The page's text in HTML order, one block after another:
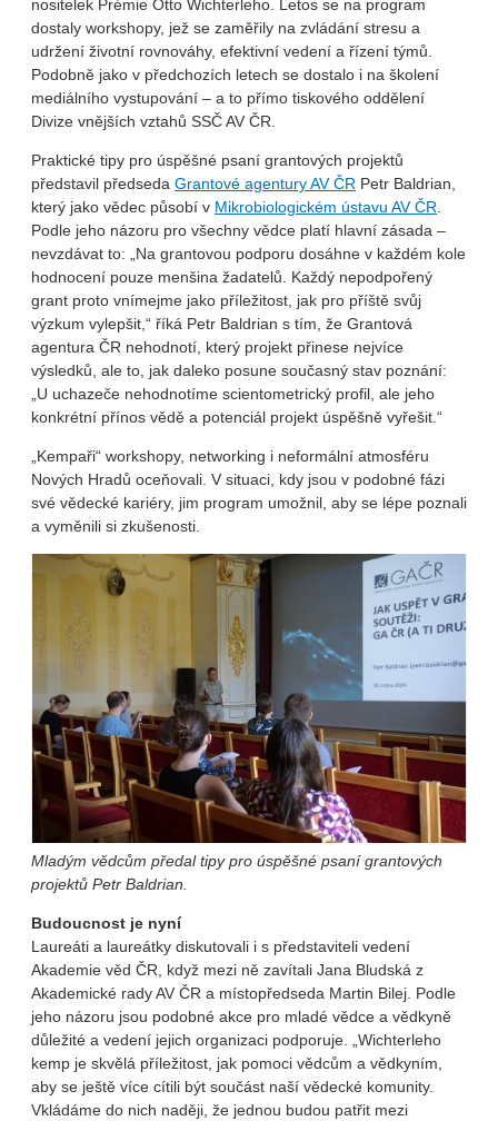
nositelek Prémie Otto Wichterleho. Letos se na program
dostaly workshopy, jež se zaměřily na zvládání stresu a
udržení životní rovnováhy, efektivní vedení a řízení týmů.
Podobně jako v předchozích letech se dostalo i na školení
mediálního vystupování – a to přímo tiskového oddělení
Divize vnějších vztahů SSČ AV ČR.
Praktické tipy pro úspěšné psaní grantových projektů
představil předseda Grantové agentury AV ČR Petr Baldrian,
který jako vědec působí v Mikrobiologickém ústavu AV ČR
Podle jeho názoru pro všechny vědce platí hlavní zásada –
nevzdávat to: „Na grantovou podporu dosáhne v každém kole
hodnocení pouze menšina žadatelů. Každý nepodpořený
grant proto vnímejme jako příležitost, jak pro příště svůj
výzkum vylepšit,“ říká Petr Baldrian s tím, že Grantová
agentura ČR nehodnotí, který projekt přinese nejvíce
výsledků, ale to, jak daleko posune současný stav poznání:
„U uchazeče nehodnotíme scientometrický profil, ale jeho
konkrétní přínos vědě a potenciál projekt úspěšně vyřešit.“
„Kempaři“ workshopy, networking i neformální atmosféru
Nových Hradů oceňovali. V situaci, kdy jsou v podobné fázi
své vědecké kariéry, jim program umožnil, aby se lépe poznali
a vyměnili si zkušenosti.
Mladým vědcům předal tipy pro úspěšné psaní grantových
projektů Petr Baldrian.
Budoucnost je nyní
Laureáti a laureátky diskutovali i s představiteli vedení
Akademie věd ČR, když mezi ně zavítali Jana Bludská z
Akademické rady AV ČR a místopředseda Martin Bilej. Podle
jeho názoru jsou podobné akce pro mladé vědce a vědkyně
důležité a vedení jejich organizaci podporuje. „Wichterleho
kemp je skvělá příležitost, jak pomoci vědcům a vědkyním,
aby se ještě více cítili být součást naší vědecké komunity.
Vkládáme do nich naději, že jednou budou patřit mezi